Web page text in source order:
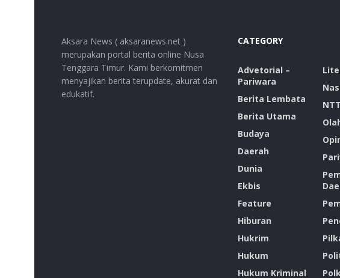
Aksara News ( aksaranews.net )
merupakan portal berita online Nusa
Tenggara Timur. Kami berkomitmen
menyajikan berita terupdate, akurat dan
edukatif.
CATEGORY
Advetorial –
Pariwara
Berita Lembata
Berita Utama
Budaya
Daerah
Dunia
Ekbis
Feature
Hiburan
Hukrim
Hukum
Hukum Kriminal
NTT